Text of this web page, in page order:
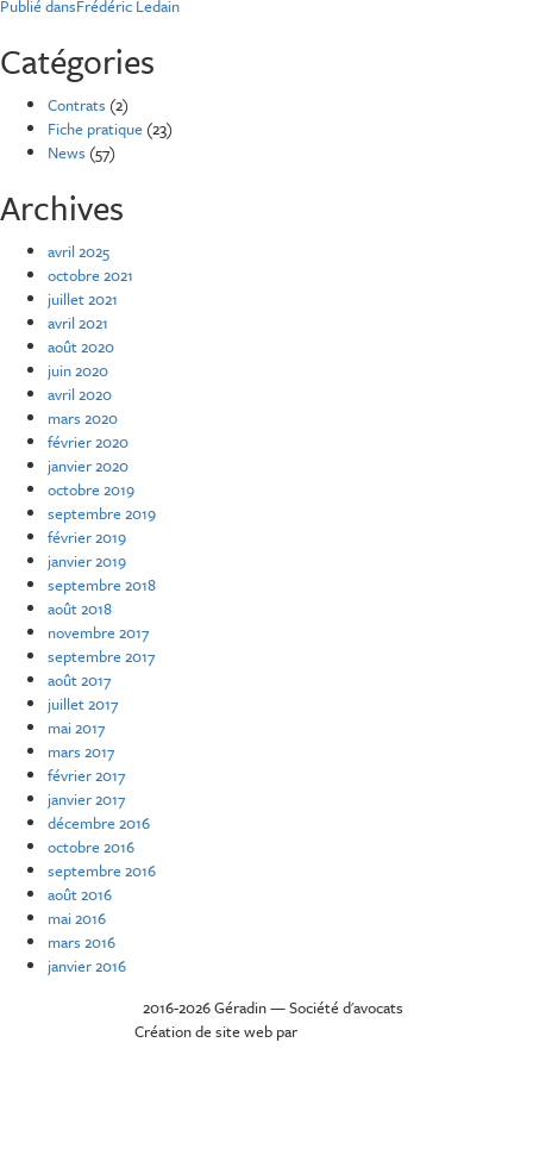
Navigation
de
l’article
Publié dansFrédéric Ledain
Catégories
Contrats (2)
Fiche pratique (23)
News (57)
Archives
avril 2025
octobre 2021
juillet 2021
avril 2021
août 2020
juin 2020
avril 2020
mars 2020
février 2020
janvier 2020
octobre 2019
septembre 2019
février 2019
janvier 2019
septembre 2018
août 2018
novembre 2017
septembre 2017
août 2017
juillet 2017
mai 2017
mars 2017
février 2017
janvier 2017
décembre 2016
octobre 2016
septembre 2016
août 2016
mai 2016
mars 2016
janvier 2016
2016-2026 Géradin — Société d'avocats
Création de site web par